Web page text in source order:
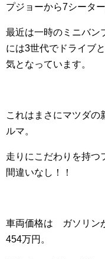
プジョーから7シータ
最近は一時のミニバン
には3世代でドライブ
気となっています。
これはまさにマツダの
ルマ。
走りにこだわりを持つ
間違いなし！！
車両価格は ガソリン
454万円。